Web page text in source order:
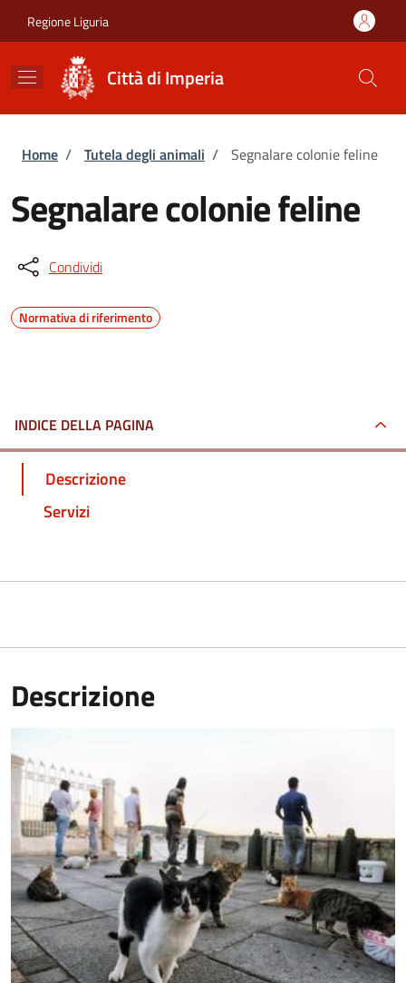
Regione Liguria
Città di Imperia
Briciole di pane
Home / Tutela degli animali / Segnalare colonie feline
Segnalare colonie feline
Condividi
Normativa di riferimento
INDICE DELLA PAGINA
Descrizione
Servizi
Descrizione